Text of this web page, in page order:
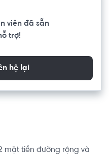
viên đã sẵn
trợ!
hệ lại
mặt tiền đường rộng và